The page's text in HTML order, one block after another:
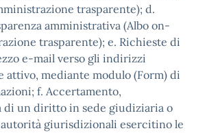
trasparente); d.
amministrativa (Albo on-
trasparente); e. Richieste di
e-mail verso gli indirizzi
attivo, mediante modulo (Form) di
f. Accertamento,
di un diritto in sede giudiziaria o
giurisdizionali esercitino le